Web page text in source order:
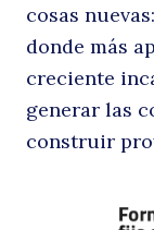
cosas
donde más
creciente
generar las
construir